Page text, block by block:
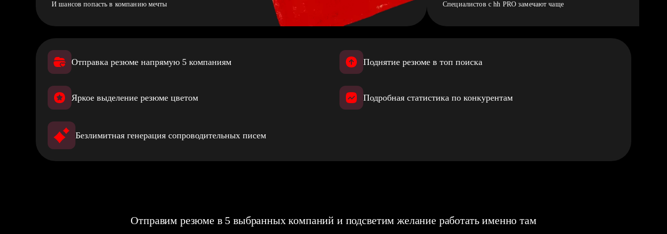
И шансов попасть в компанию мечты Специалистов с hh PRO замечают чаще
Отправка резюме напрямую 5 компаниям Поднятие резюме в топ поиска
Яркое выделение резюме цветом Подробная статистика по конкурентам
Безлимитная генерация сопроводительных писем
Отправим резюме в 5 выбранных компаний и подсветим желание работать именно там